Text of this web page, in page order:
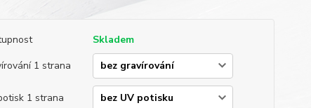
Skladem
1 strana
1 strana